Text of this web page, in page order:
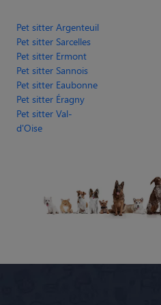
Pet sitter Argenteuil
Pet sitter Sarcelles
Pet sitter Ermont
Pet sitter Sannois
Pet sitter Eaubonne
Pet sitter Éragny
Pet sitter Val-
d'Oise